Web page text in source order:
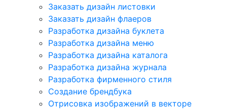
Заказать дизайн листовки
Заказать дизайн флаеров
Разработка дизайна буклета
Разработка дизайна меню
Разработка дизайна каталога
Разработка дизайна журнала
Разработка фирменного стиля
Создание брендбука
Отрисовка изображений в векторе